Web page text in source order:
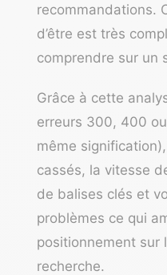
recommandations.
d’être est très
comprendre sur un
Grâce à cette
erreurs 300, 400
même
cassés, la vitesse
de balises clés et
problèmes ce qui
positionnement sur
recherche.